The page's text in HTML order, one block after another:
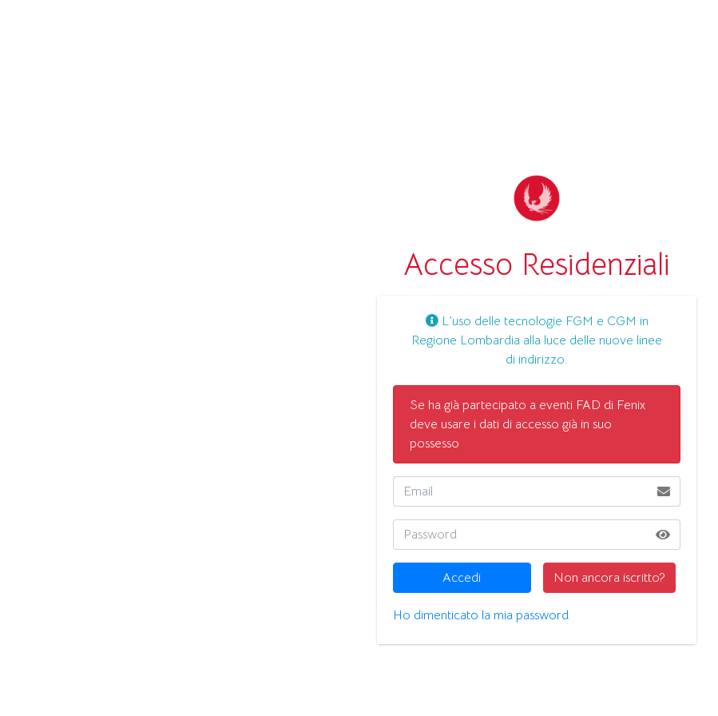
Accesso Residenziali
L’uso delle tecnologie FGM e CGM in
Regione Lombardia alla luce delle nuove linee
di indirizzo.
Se ha già partecipato a eventi FAD di Fenix
deve usare i dati di accesso già in suo
possesso
Accedi Non ancora iscritto?
Ho dimenticato la mia password